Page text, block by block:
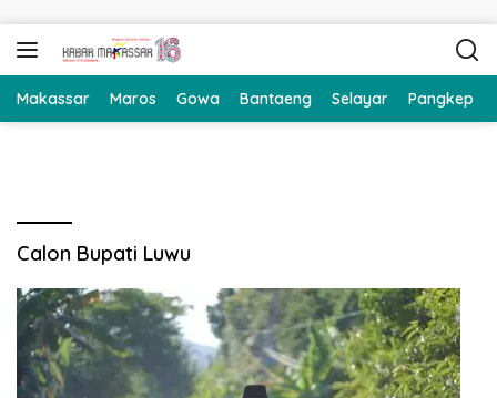
Makassar Maros Gowa Bantaeng Selayar Pangkep
Calon Bupati Luwu